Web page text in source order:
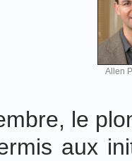
Allen
le
aux